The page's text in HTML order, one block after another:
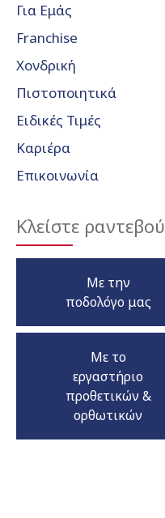
Για Εμάς
Franchise
Χονδρική
Πιστοποιητικά
Ειδικές Τιμές
Καριέρα
Επικοινωνία
Κλείστε ραντεβού
Με την
ποδολόγο μας
Με το
εργαστήριο
προθετικών &
ορθωτικών